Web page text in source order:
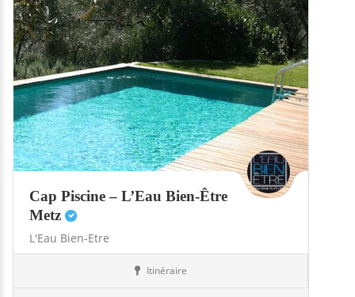
Cap Piscine – L’Eau Bien-Être
Metz
L'Eau Bien-Etre
Itinéraire